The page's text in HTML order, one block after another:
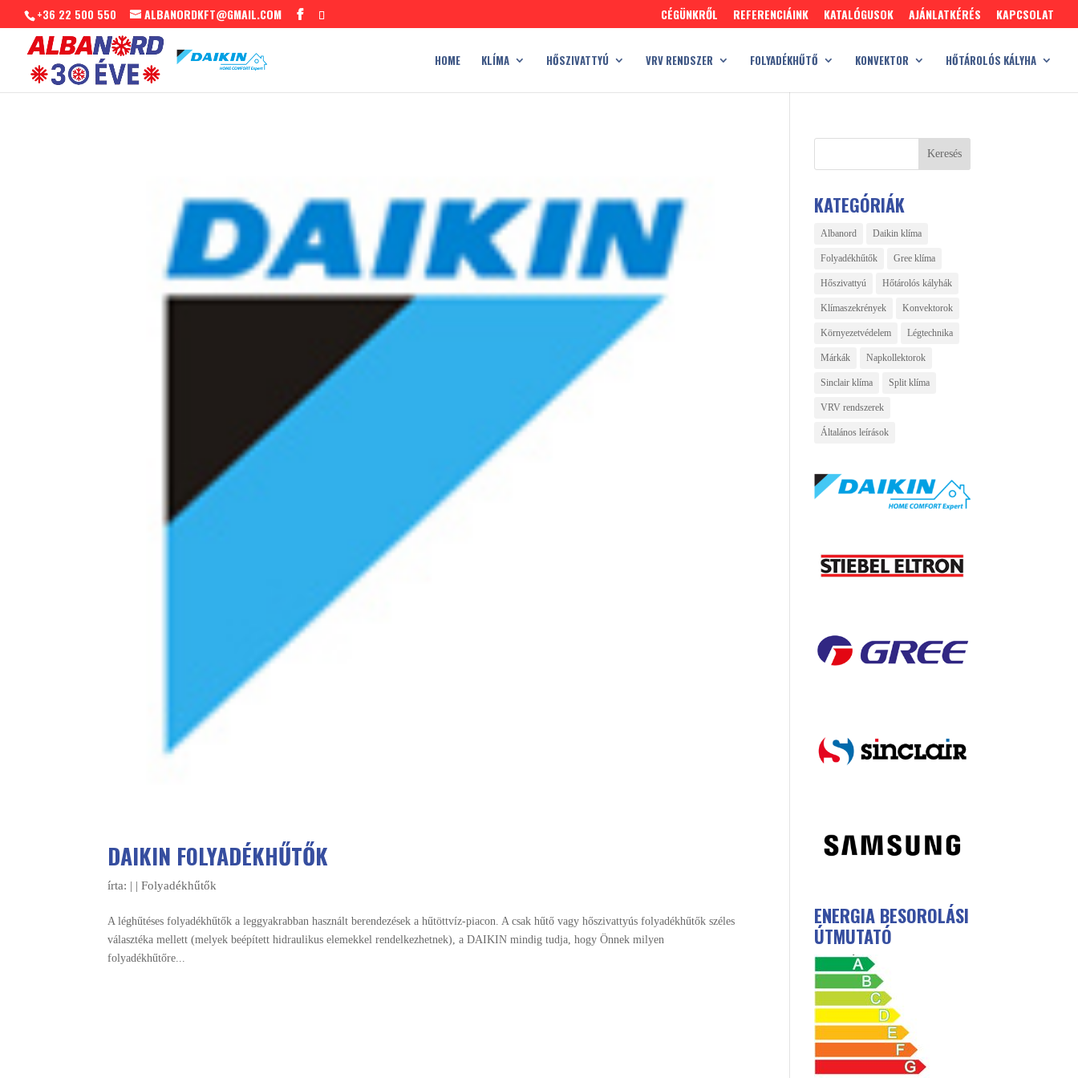
+36 22 500 550 ALBANORDKFT@GMAIL.COM CÉGÜNKRŐL REFERENCIÁINK KATALÓGUSOK AJÁNLATKÉRÉS KAPCSOLAT
HOME KLÍMA HŐSZIVATTYÚ VRV RENDSZER FOLYADÉKHŰTŐ KONVEKTOR HŐTÁROLÓS KÁLYHA
DAIKIN FOLYADÉKHŰTŐK
írta: | |Folyadékhűtők
A léghűtéses folyadékhűtők a leggyakrabban használt berendezések a hűtöttvíz-piacon. A csak hűtő vagy hőszivattyús folyadékhűtők széles
választéka mellett (melyek beépített hidraulikus elemekkel rendelkezhetnek), a DAIKIN mindig tudja, hogy Önnek milyen
folyadékhűtőre...
KATEGÓRIÁK
Albanord Daikin klíma
Folyadékhűtők Gree klíma
Hőszivattyú Hőtárolós kályhák
Klímaszekrények Konvektorok
Környezetvédelem Légtechnika
Márkák Napkollektorok
Sinclair klíma Split klíma
VRV rendszerek
Általános leírások
ENERGIA BESOROLÁSI
ÚTMUTATÓ